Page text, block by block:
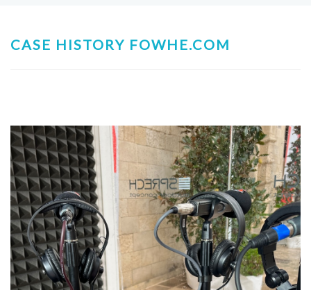
CASE HISTORY FOWHE.COM